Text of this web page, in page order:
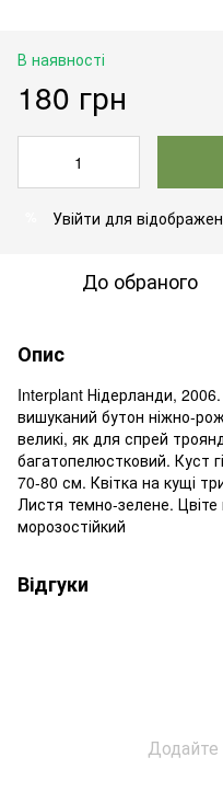
В наявності
180 грн
Увійти для
До обраного
Опис
Interplant Нідерланди,
вишуканий бутон ніжно-
великі, як для спрей
багатопелюстковий. Куст
70-80 см. Квітка на кущі
Листя темно-зелене.
морозостійкий
Відгуки
Додайте